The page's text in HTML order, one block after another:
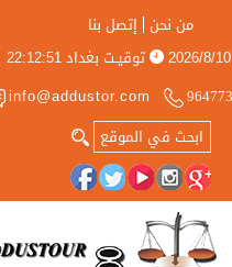
من نحن إتصل بنا
2026/8/10 توقيـت بغداد22:12:51
info@addustor.com